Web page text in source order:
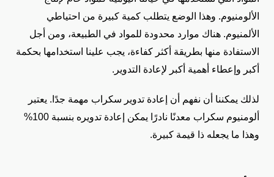
الألومنيوم. وهذا الوضع يتطلب كمية كبيرة من احتياطي
الألمنيوم. هناك موارد محدودة للمواد في الطبيعة، ومن أجل
الاستفادة منها بطريقة أكثر كفاءة، يجب علينا استخدامها بحكمة
أكبر وإعطاء أهمية أكبر لإعادة التدوير.
لذلك يمكننا أن نفهم أن إعادة تدوير سكراب مهمة جدًا. يعتبر
ألومنيوم سكراب معدنًا نادرًا يمكن إعادة تدويره بنسبة 100%
وهذا ما يجعله ذا قيمة كبيرة.